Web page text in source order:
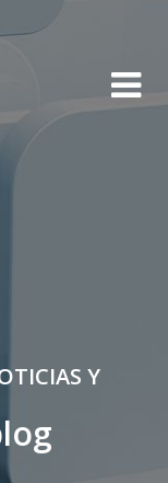
Y